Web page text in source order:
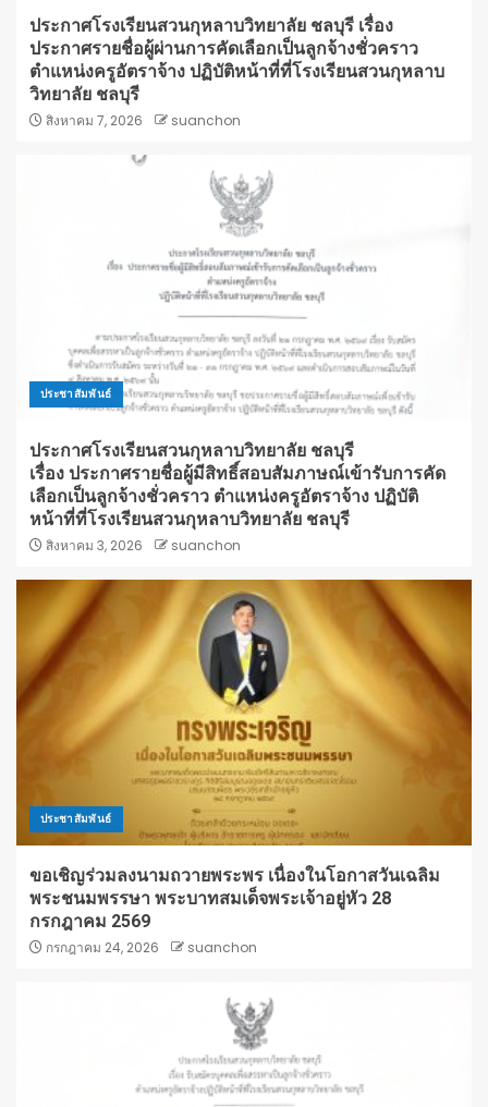
ประกาศโรงเรียนสวนกุหลาบวิทยาลัย ชลบุรี เรื่อง
ประกาศรายชื่อผู้ผ่านการคัดเลือกเป็นลูกจ้างชั่วคราว
ตำแหน่งครูอัตราจ้าง ปฏิบัติหน้าที่ที่โรงเรียนสวนกุหลาบ
วิทยาลัย ชลบุรี
สิงหาคม 7, 2026 suanchon
ประชาสัมพันธ์
ประกาศโรงเรียนสวนกุหลาบวิทยาลัย ชลบุรี
เรื่อง ประกาศรายชื่อผู้มีสิทธิ์สอบสัมภาษณ์เข้ารับการคัด
เลือกเป็นลูกจ้างชั่วคราว ตำแหน่งครูอัตราจ้าง ปฏิบัติ
หน้าที่ที่โรงเรียนสวนกุหลาบวิทยาลัย ชลบุรี
สิงหาคม 3, 2026 suanchon
ประชาสัมพันธ์
ขอเชิญร่วมลงนามถวายพระพร เนื่องในโอกาสวันเฉลิม
พระชนมพรรษา พระบาทสมเด็จพระเจ้าอยู่หัว 28
กรกฎาคม 2569
กรกฎาคม 24, 2026 suanchon